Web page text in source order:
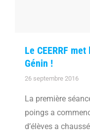
Le CEERRF
Génin !
26 septembre 2016
La première
poings a
d’élèves a